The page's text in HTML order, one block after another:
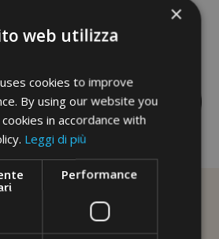
×
web utilizza
cookies to improve
By using our website you
in accordance with
Leggi di più
Performance